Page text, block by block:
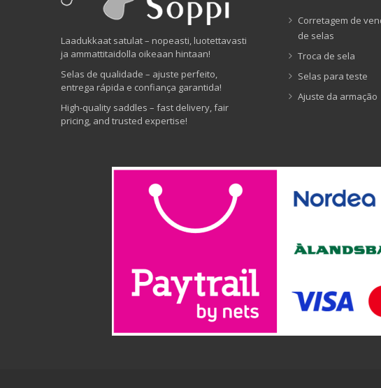
Laadukkaat satulat – nopeasti, luotettavasti
ja ammattitaidolla oikeaan hintaan!
Selas de qualidade – ajuste perfeito,
entrega rápida e confiança garantida!
High-quality saddles – fast delivery, fair
pricing, and trusted expertise!
Corretagem de
de selas
Troca de sela
Selas para teste
Ajuste da armação